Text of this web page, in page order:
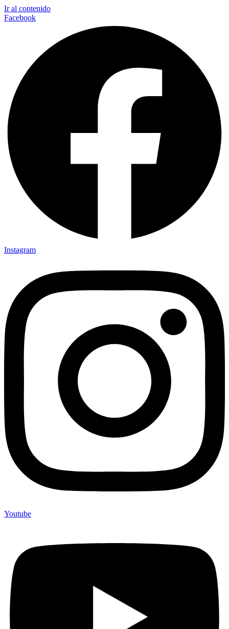
Ir al contenido
Facebook
Instagram
Youtube